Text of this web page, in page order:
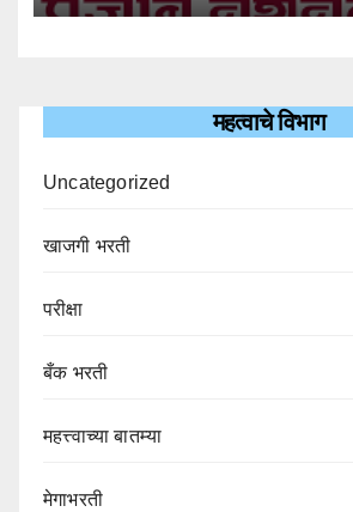
महत्वाचे विभाग
Uncategorized
खाजगी भरती
परीक्षा
बँक भरती
महत्त्वाच्या बातम्या
मेगाभरती